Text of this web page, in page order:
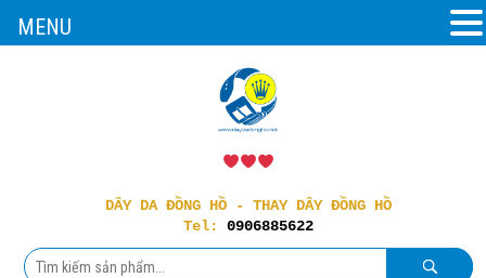
DÂY DA ĐỒNG HỒ - THAY DÂY ĐỒNG HỒ
Tel: 0906885622
MENU